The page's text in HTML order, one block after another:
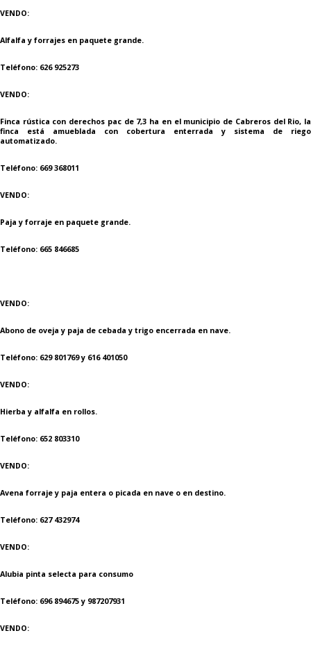
VENDO:
Alfalfa y forrajes en paquete grande.
Teléfono: 626 925273
VENDO:
Finca rústica con derechos pac de 7,3 ha en el municipio de Cabreros del Rio, la
finca está amueblada con cobertura enterrada y sistema de riego
automatizado.
Teléfono: 669 368011
VENDO:
Paja y forraje en paquete grande.
Teléfono: 665 846685
VENDO:
Abono de oveja y paja de cebada y trigo encerrada en nave.
Teléfono: 629 801769 y 616 401050
VENDO:
Hierba y alfalfa en rollos.
Teléfono: 652 803310
VENDO:
Avena forraje y paja entera o picada en nave o en destino.
Teléfono: 627 432974
VENDO:
Alubia pinta selecta para consumo
Teléfono: 696 894675 y 987207931
VENDO: